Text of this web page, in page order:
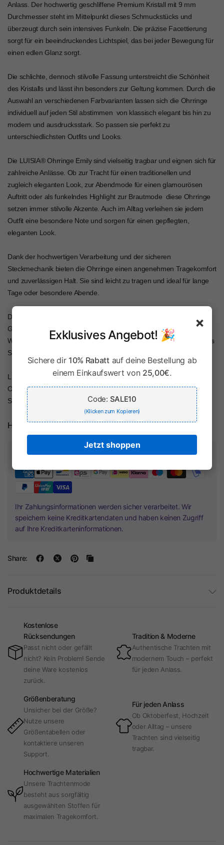
Anlass. Der hochwertig geschliffene Premium Kristall mit 9 mm
Durchmesser steht im Mittelpunkt dieses Schmuckstücks und
überzeugt durch sein intensives Funkeln. Die präzise Facettierung
sorgt für ein beeindruckendes Lichtspiel, das bei jeder Bewegung für
einen edlen Glanz sorgt.
Die schlichte, dennoch stilvolle Fassung unterstreicht die Schönheit
des Kristalls und lässt ihn besonders zur Geltung kommen. Durch die
Auswahl an verschiedenen Farbvarianten lassen sich die Ohrringe
individuell auf jeden Stil abstimmen  von klassisch elegant bis hin zu
modern und ausdrucksstark. So passen sie perfekt zu
unterschiedlichsten Outfits und Looks.
Die LUISIA® Ohrringe Emily sind vielseitig tragbar und eignen sich für
zahlreiche Anlässe. Ob zur Tracht für einen traditionellen und
zugleich eleganten Look, zur Abendmode für einen glamourösen
Auftritt oder als funkelndes Highlight zur Brautmode  diese Ohrringe
setzen immer stilvolle Akzente. Auch im Alltag verleihen sie jedem
Outfit eine besondere Note und sorgen für einen gepflegten,
eleganten Look.
Dank der hochwertigen Verarbeitung und der sicheren
Steckmechanik bieten die Ohrringe einen angenehmen Tragekomfort
und zuverlässigen Halt. Sie sind leicht zu tragen und ideal für lange
Tage oder besondere Abende.
Darüber hinaus sind die LUISIA® Ohrringe Emily eine perfekte
Geschenkidee für Ihre Liebsten. Ob zum Geburtstag, zu
Weihnachten, zum Jahrestag oder als kleine Aufmerksamkeit  dieses
Schmuckstück steht für Eleganz, Stil und bleibende Freude.
LUISIA® steht für Qualität, Design und funkelnde Details  die Emily
Ohrringe sind ein Ausdruck von zeitloser Schönheit und modernem
Stilbewusstsein.
Herstellerinformationen
Zahlung & Sicherheit
Ihr Zahlungsinformationen werden sicher verarbeitet. Wir
speichern keine Kreditkartendaten und haben keinen Zugriff
auf Ihre Kreditkarteninformationen.
Share:
Produktdetails
Kostenlose
Rücksendungen
Passt nicht oder gefällt
nicht? Kein Problem! Sende
deine Ware kostenlos
zurück.
Tradition & Moderne
Authentische Trachten mit
modernem Touch – perfekt
für jeden Anlass.
Größenberatung
Unsicher bei der Größe?
Nutze unsere
Größentabellen oder
kontaktiere unseren
Support.
Für jeden Anlass
Ob Oktoberfest, Hochzeit
oder Alltag – unsere
Trachten sind vielseitig
tragbar.
Hochwertige Materialien
Unsere Trachtenmode
besteht aus sorgfältig
ausgewählten Stoffen für
maximalen Tragekomfort.
×
Exklusives Angebot! 🎉
Sichere dir 10% Rabattauf deine Bestellung ab
einem Einkaufswert von 25,00€.
Code: SALE10
(Klicken zum Kopieren)
Jetzt shoppen